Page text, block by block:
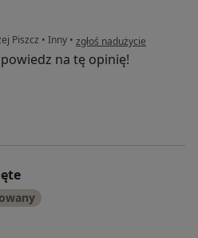
Piszcz • Inny • w opinii użytkownika O.
zgłoś nadużycie
na tę opinię!